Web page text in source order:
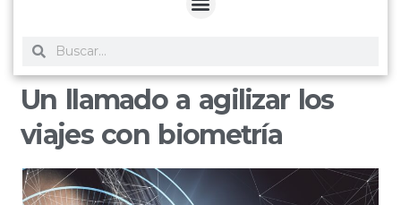
Un llamado a agilizar los
viajes con biometría